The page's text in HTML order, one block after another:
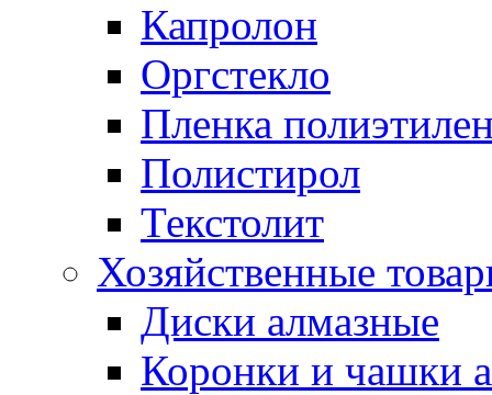
Капролон
Оргстекло
Пленка
Полистирол
Текстолит
Хозяйственные
Диски алмазные
Коронки и чашки